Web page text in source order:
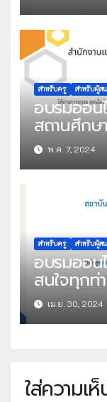
พัฒนาสม
จำนวน 2
คุณวุฒิวิช
สำหรับครู สำหรับผู้สน
อบรมออน
สถานศึกษ
ศึกษา และ
อบรมเชิง
สถานีทีวี
(SSK3
ปฏิบัติกา
ศึกษา ” วั
2567 เว
โดย สพป.
พ.ค. 7, 2024
สำหรับครู สำหรับผู้สน
อบรมออ
สนใจทุกท่
ด้วยระบบ
ใช้ระบบอ
เม.ย. 30, 2024
ใส่ความเ